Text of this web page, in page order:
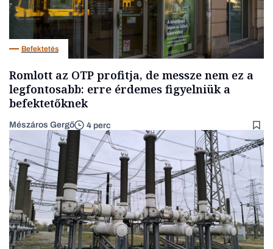
Befektetés
Romlott az OTP profitja, de messze nem ez a
legfontosabb: erre érdemes figyelniük a
befektetőknek
Mészáros Gergő 4 perc